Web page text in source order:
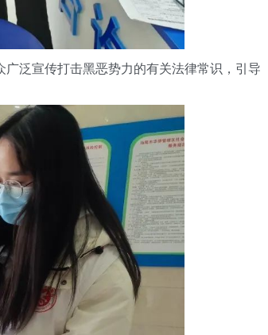
泛宣传打击黑恶势力的有关法律常识，引导